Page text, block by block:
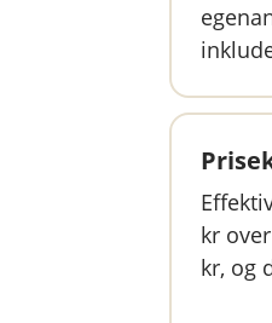
kr
kr, og